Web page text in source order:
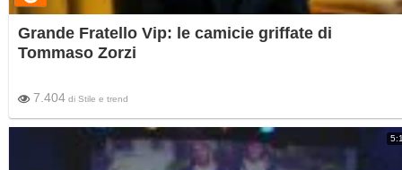
Grande Fratello Vip: le camicie griffate di
Tommaso Zorzi
7.404 di Stile e trend